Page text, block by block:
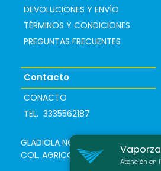
DEVOLUCIONES Y ENVÍO
TÉRMINOS Y CONDICIONES
PREGUNTAS FRECUENTES
Contacto
CONACTO
TEL. 3335562187
GLADIOLA NO. 65
COL. AGRICOLA
Vaporza
Atención en